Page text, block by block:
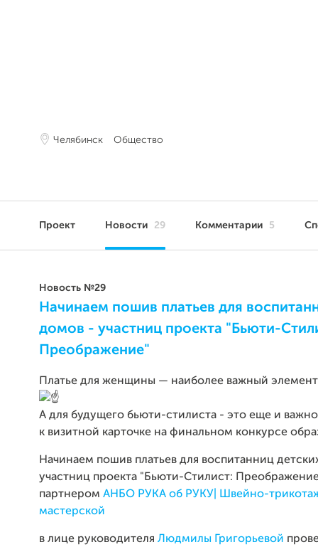
Челябинск Общество
Проект Новости 29 Комментарии 5
Новость №29
Начинаем пошив платьев для
домов - участниц проекта "Бьюти-
Преображение"
Платье для женщины — наиболее важный
А для будущего бьюти-стилиста - это еще и
к визитной карточке на финальном конкурсе
Начинаем пошив платьев для воспитанниц
участниц проекта "Бьюти-Стилист:
партнером АНБО РУКА об РУКУ| Швейно-
мастерской
в лице руководителя Людмилы Григорьевой